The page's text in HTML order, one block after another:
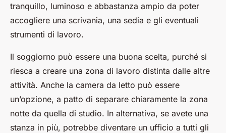
tranquillo, luminoso e abbastanza ampio da poter
accogliere una scrivania, una sedia e gli eventuali
strumenti di lavoro.
Il soggiorno può essere una buona scelta, purché si
riesca a creare una zona di lavoro distinta dalle altre
attività. Anche la camera da letto può essere
un’opzione, a patto di separare chiaramente la zona
notte da quella di studio. In alternativa, se avete una
stanza in più, potrebbe diventare un ufficio a tutti gli